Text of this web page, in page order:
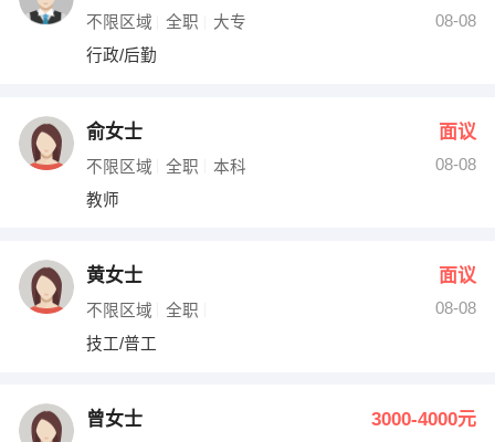
不限区域 全职 大专
08-08
行政/后勤
俞女士 面议
不限区域 全职 本科
08-08
教师
黄女士 面议
不限区域 全职
08-08
技工/普工
曾女士 3000-4000元